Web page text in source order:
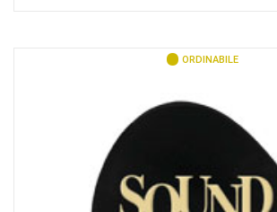
ORDINABILE